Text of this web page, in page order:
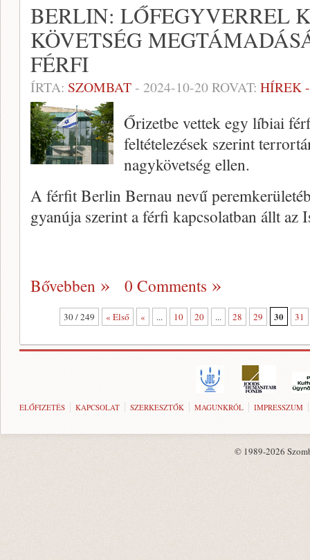
BERLIN: LŐFEGYVERREL
KÖVETSÉG
FÉRFI
ÍRTA: SZOMBAT- 2024-10-20ROVAT: HÍREK
Őrizetbe vettek egy líbiai
feltételezések szerint
nagykövetség ellen.
A férfit Berlin Bernau nevű
gyanúja szerint a férfi kapcsolatban állt
Bővebben 0 Comments
30 / 249 « Első « ... 10 20 ... 28 29 30 31
ELŐFIZETÉS KAPCSOLAT SZERKESZTŐK MAGUNKRÓL IMPRESSZUM
© 1989-2026